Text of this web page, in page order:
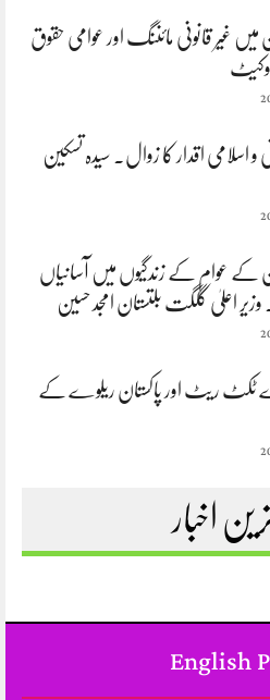
میں غیر قانونی مائننگ اور عوامی حقوق
و اسلامی اقدار کا زوال. سیدہ تسکین
کے عوام کے زندگیوں میں آسانیاں
وزیر اعلیٰ گلگت بلتستان امجد حسین
ٹکٹ ریٹ اور پاکستان ریلوے کے
اخبار
English